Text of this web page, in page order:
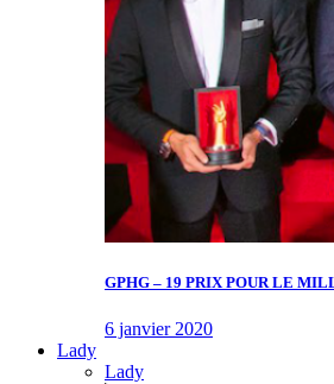
GPHG – 19 PRIX POUR LE
6 janvier 2020
Lady
Lady